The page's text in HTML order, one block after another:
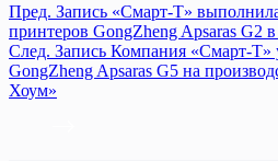
Пред. Запись «Смарт-Т»
принтеров GongZheng Apsaras G2
След. Запись Компания «Смарт-Т»
GongZheng Apsaras G5 на
Хоум»